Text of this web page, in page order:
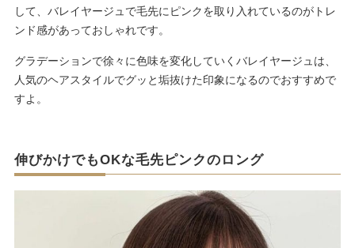
して、バレイヤージュで毛先にピンクを取り入れているのがトレ
ンド感があっておしゃれです。
グラデーションで徐々に色味を変化していくバレイヤージュは、
人気のヘアスタイルでグッと垢抜けた印象になるのでおすすめで
すよ。
伸びかけでもOKな毛先ピンクのロング